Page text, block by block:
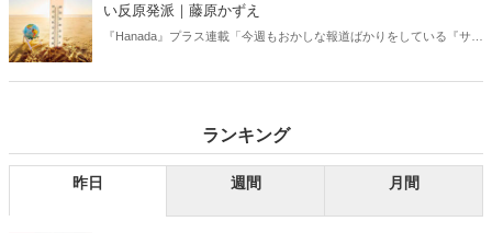
い反原発派｜藤原かずえ
『Hanada』プラス連載「今週もおかしな報道ばかりをしている『サン
ランキング
昨日 週間 月間